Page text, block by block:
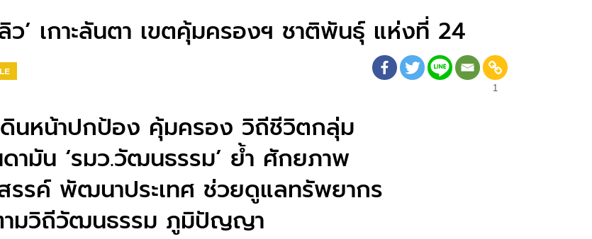
ว’ เกาะลันตา เขตคุ้มครองฯ ชาติพันธุ์ แห่งที่ 24
1
ดินหน้าปกป้อง คุ้มครอง วิถีชีวิตกลุ่ม
ามัน ‘รมว.วัฒนธรรม’ ย้ำ ศักยภาพ
รรค์ พัฒนาประเทศ ช่วยดูแลทรัพยากร
มวิถีวัฒนธรรม ภูมิปัญญา